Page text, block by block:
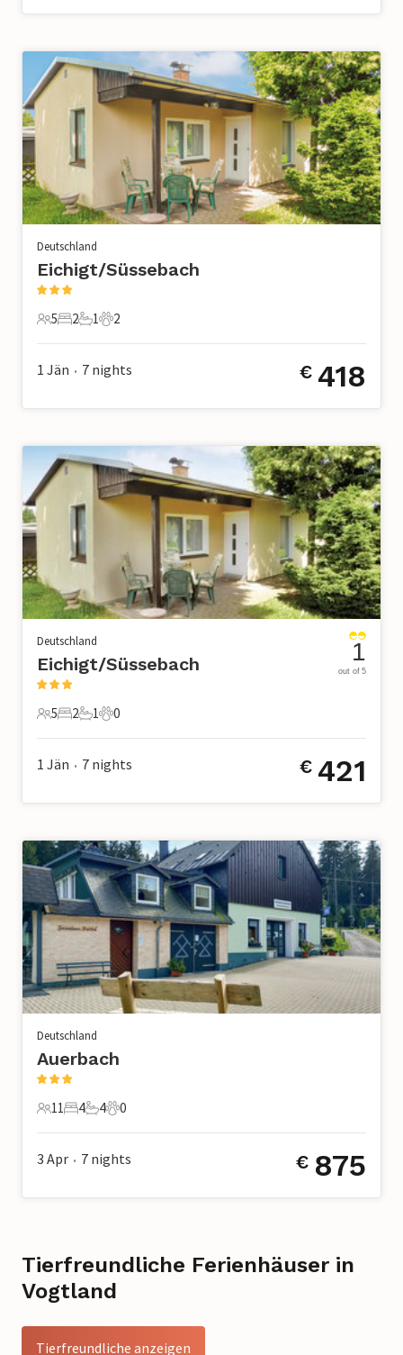
Deutschland
Eichigt/Süssebach
5 Gäste
5
2 Schlafzimmer
2
1 Badezimmer
1
2 Haustiere
2
1 Jän • 7 nights € 418
Deutschland
Eichigt/Süssebach
5 Gäste
5
2 Schlafzimmer
2
1 Badezimmer
1
0 Haustiere
0
1
out of 5
1 Jän • 7 nights € 421
Deutschland
Auerbach
11 Gäste
11
4 Schlafzimmer
4
4 Badezimmer
4
0 Haustiere
0
3 Apr • 7 nights € 875
Tierfreundliche Ferienhäuser in
Vogtland
Tierfreundliche anzeigen